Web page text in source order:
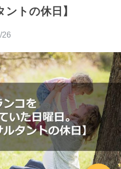
ントの休日】
26